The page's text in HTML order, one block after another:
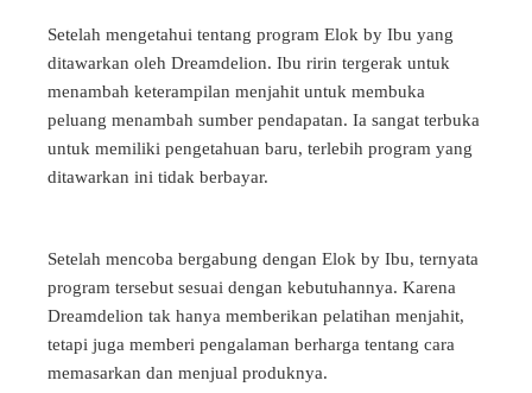
Setelah mengetahui tentang program Elok by Ibu yang
ditawarkan oleh Dreamdelion. Ibu ririn tergerak untuk
menambah keterampilan menjahit untuk membuka
peluang menambah sumber pendapatan. Ia sangat terbuka
untuk memiliki pengetahuan baru, terlebih program yang
ditawarkan ini tidak berbayar.
Setelah mencoba bergabung dengan Elok by Ibu, ternyata
program tersebut sesuai dengan kebutuhannya. Karena
Dreamdelion tak hanya memberikan pelatihan menjahit,
tetapi juga memberi pengalaman berharga tentang cara
memasarkan dan menjual produknya.